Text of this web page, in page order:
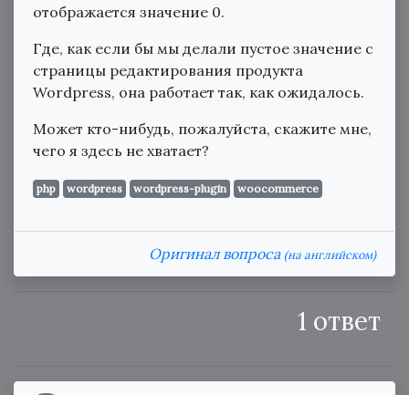
отображается значение 0.
Где, как если бы мы делали пустое значение с
страницы редактирования продукта
Wordpress, она работает так, как ожидалось.
Может кто-нибудь, пожалуйста, скажите мне,
чего я здесь не хватает?
php wordpress wordpress-plugin woocommerce
Оригинал вопроса (на английском)
1 ответ